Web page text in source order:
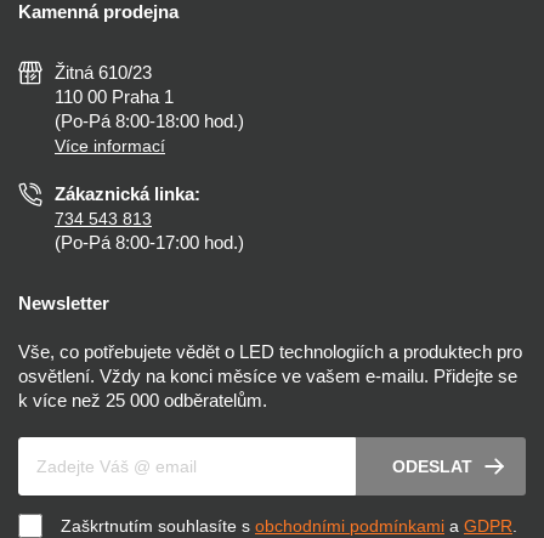
Montáž
Nejčastější dotazy
Než koupíte
Osvětlení dle místnosti
Reklamace a vrácení
Zásady ochrany soukromí
Nastavení cookies
Prohlášení o přístupnosti
Kamenná prodejna
Žitná 610/23
110 00 Praha 1
(Po-Pá 8:00-18:00 hod.)
Více informací
Zákaznická linka:
734 543 813
(Po-Pá 8:00-17:00 hod.)
Newsletter
Vše, co potřebujete vědět o LED technologiích a produktech pro
osvětlení. Vždy na konci měsíce ve vašem e-mailu. Přidejte se
k více než 25 000 odběratelům.
ODESLAT
Zaškrtnutím souhlasíte s obchodními podmínkami a GDPR.